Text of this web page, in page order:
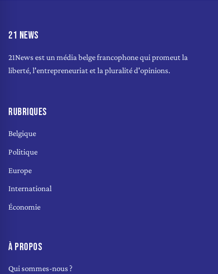
21 NEWS
21News est un média belge francophone qui promeut la
liberté, l'entrepreneuriat et la pluralité d'opinions.
RUBRIQUES
Belgique
Politique
Europe
International
Économie
À PROPOS
Qui sommes-nous ?